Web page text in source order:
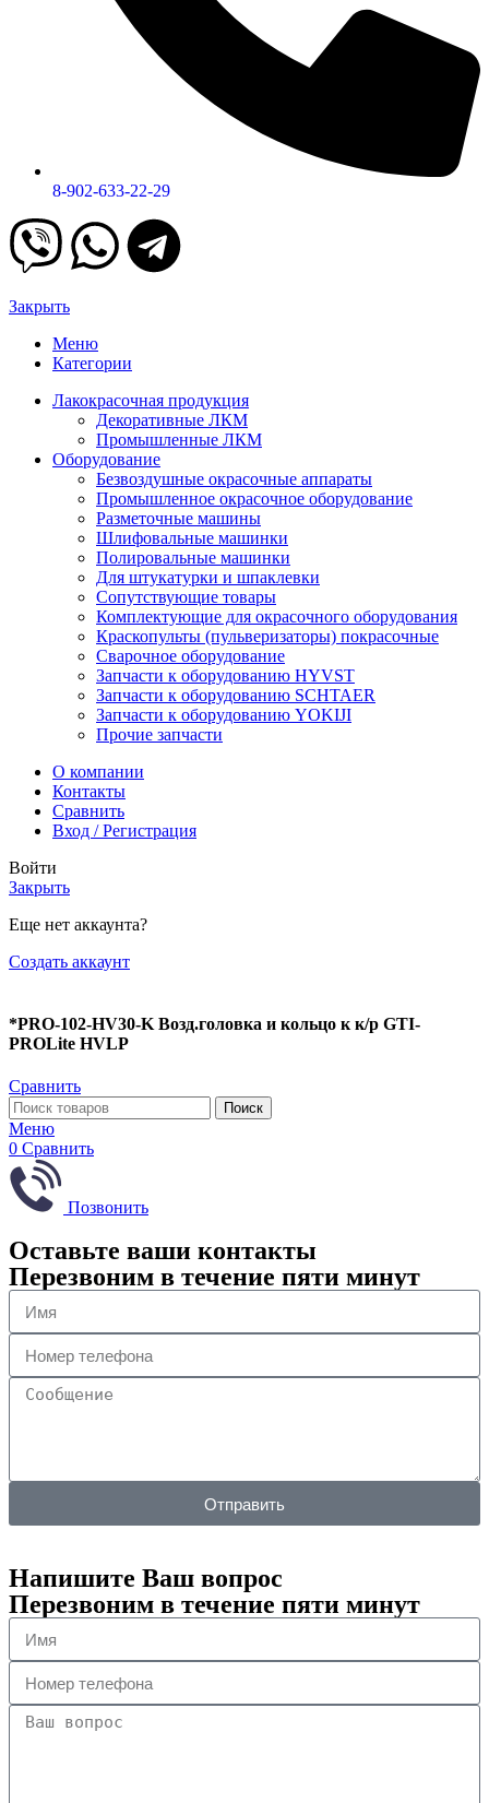
8-902-633-22-29
Закрыть
Меню
Категории
Лакокрасочная продукция
Декоративные ЛКМ
Промышленные ЛКМ
Оборудование
Безвоздушные окрасочные аппараты
Промышленное окрасочное оборудование
Разметочные машины
Шлифовальные машинки
Полировальные машинки
Для штукатурки и шпаклевки
Сопутствующие товары
Комплектующие для окрасочного оборудования
Краскопульты (пульверизаторы) покрасочные
Сварочное оборудование
Запчасти к оборудованию HYVST
Запчасти к оборудованию SCHTAER
Запчасти к оборудованию YOKIJI
Прочие запчасти
О компании
Контакты
Сравнить
Вход / Регистрация
Войти
Закрыть
Еще нет аккаунта?
Создать аккаунт
*PRO-102-HV30-K Возд.головка и кольцо к к/р GTI-
PROLite HVLP
Сравнить
Поиск
Меню
0 Сравнить
Позвонить
Оставьте ваши контакты
Перезвоним в течение пяти минут
Отправить
Напишите Ваш вопрос
Перезвоним в течение пяти минут